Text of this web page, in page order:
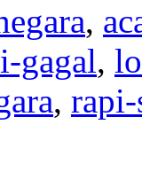
,
gagal,
,